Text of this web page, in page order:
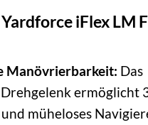
iFlex LM
Manövrierbarkeit: Das
ermöglicht
müheloses